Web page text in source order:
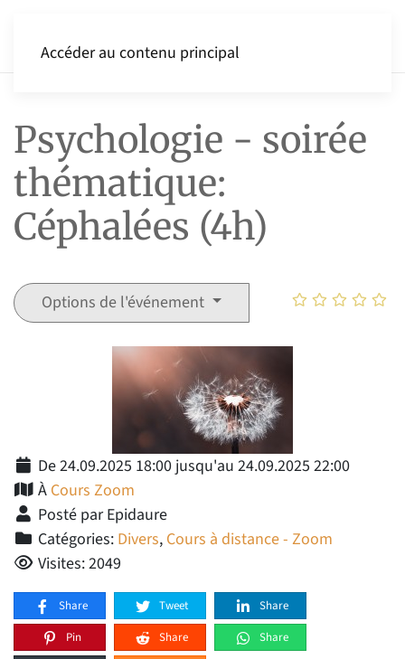
Accéder au contenu principal
Psychologie - soirée
thématique:
Céphalées (4h)
Options de l'événement
De 24.09.2025 18:00 jusqu'au 24.09.2025 22:00
À Cours Zoom
Posté par Epidaure
Catégories: Divers, Cours à distance - Zoom
Visites: 2049
Share Tweet
Share
Pin
Share
Share